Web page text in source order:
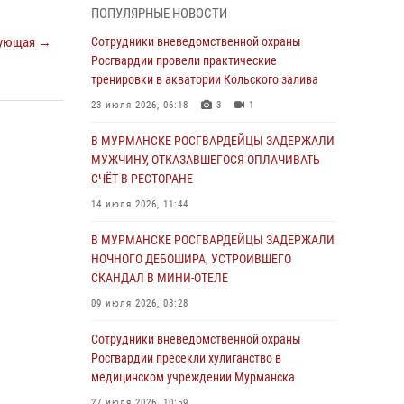
→
пресекли хулиганские действия дебошира на
автозаправочной станции
03 августа 2026, 11:10
Сотрудники Росгвардии провели инструктаж
членов избирательных комиссий в
преддверии выборов
31 июля 2026, 08:43
мужчину, не оплатившего счет в ресторане
30 июля 2026, 06:44
Орликовой
29 июля 2026, 07:23
ПОПУЛЯРНЫЕ НОВОСТИ
Сотрудники вневедомственной охраны
Росгвардии провели практические
тренировки в акватории Кольского залива
23 июля 2026, 06:18 3 1
В МУРМАНСКЕ РОСГВАРДЕЙЦЫ ЗАДЕРЖАЛИ
МУЖЧИНУ, ОТКАЗАВШЕГОСЯ ОПЛАЧИВАТЬ
СЧЁТ В РЕСТОРАНЕ
14 июля 2026, 11:44
В МУРМАНСКЕ РОСГВАРДЕЙЦЫ ЗАДЕРЖАЛИ
НОЧНОГО ДЕБОШИРА, УСТРОИВШЕГО
СКАНДАЛ В МИНИ-ОТЕЛЕ
09 июля 2026, 08:28
Сотрудники вневедомственной охраны
Росгвардии пресекли хулиганство в
медицинском учреждении Мурманска